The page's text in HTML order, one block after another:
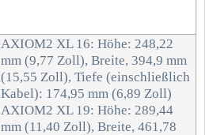
AXIOM2 XL 16: Höhe: 248,22
mm (9,77 Zoll), Breite, 394,9 mm
(15,55 Zoll), Tiefe (einschließlich
Kabel): 174,95 mm (6,89 Zoll)
AXIOM2 XL 19: Höhe: 289,44
mm (11,40 Zoll), Breite, 461,78